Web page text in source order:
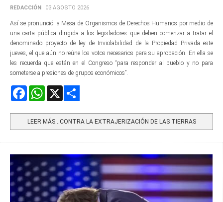
REDACCIÓN 03 AGOSTO 2026
Así se pronunció la Mesa de Organismos de Derechos Humanos por medio de
una carta pública dirigida a los legisladores que deben comenzar a tratar el
denominado proyecto de ley de Inviolabilidad de la Propiedad Privada este
jueves, el que aún no reúne los votos necesarios para su aprobación. En ella se
les recuerda que están en el Congreso “para responder al pueblo y no para
someterse a presiones de grupos económicos”.
FacebookWhatsApp
LEER MÁS…CONTRA LA EXTRAJERIZACIÓN DE LAS TIERRAS